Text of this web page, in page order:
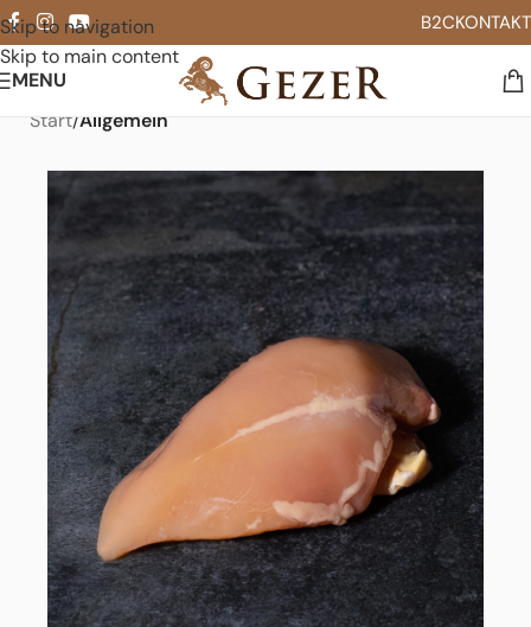
Skip to navigation
Skip to main content
B2CKONTAKT
MENU
Start Allgemein